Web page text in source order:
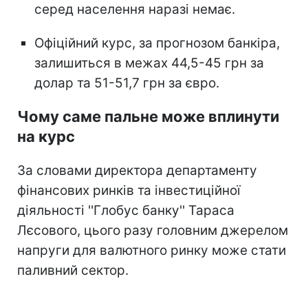
серед населення наразі немає.
Офіційний курс, за прогнозом банкіра,
залишиться в межах 44,5-45 грн за
долар та 51-51,7 грн за євро.
Чому саме пальне може вплинути
на курс
За словами директора департаменту
фінансових ринків та інвестиційної
діяльності ''Глобус банку'' Тараса
Лєсового, цього разу головним джерелом
напруги для валютного ринку може стати
паливний сектор.